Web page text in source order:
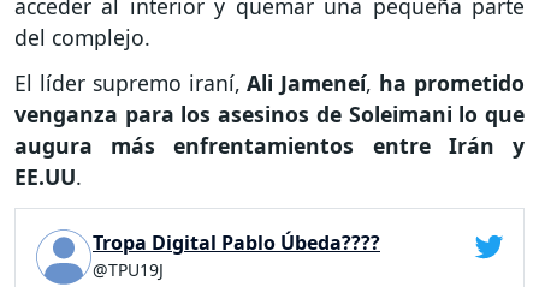
del complejo.
El líder supremo iraní,Ali Jameneí, ha prometido
venganza para los asesinos de Soleimani lo que
augura más enfrentamientos entre Irán y
EE.UU.
Tropa Digital Pablo Úbeda????
@TPU19J